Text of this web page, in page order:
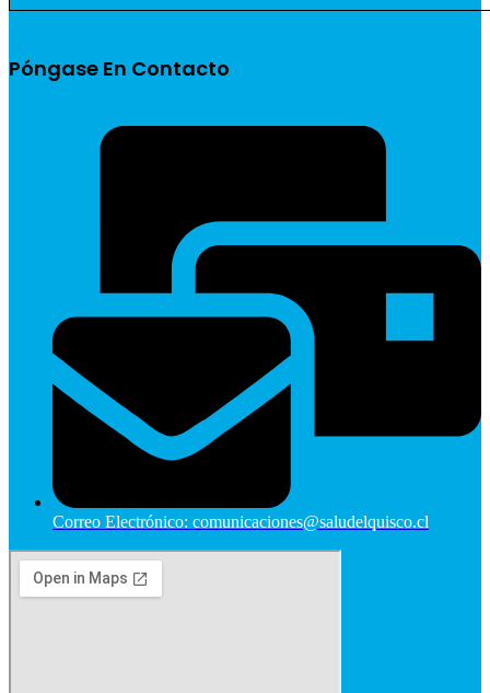
Póngase En Contacto
Correo Electrónico: comunicaciones@saludelquisco.cl